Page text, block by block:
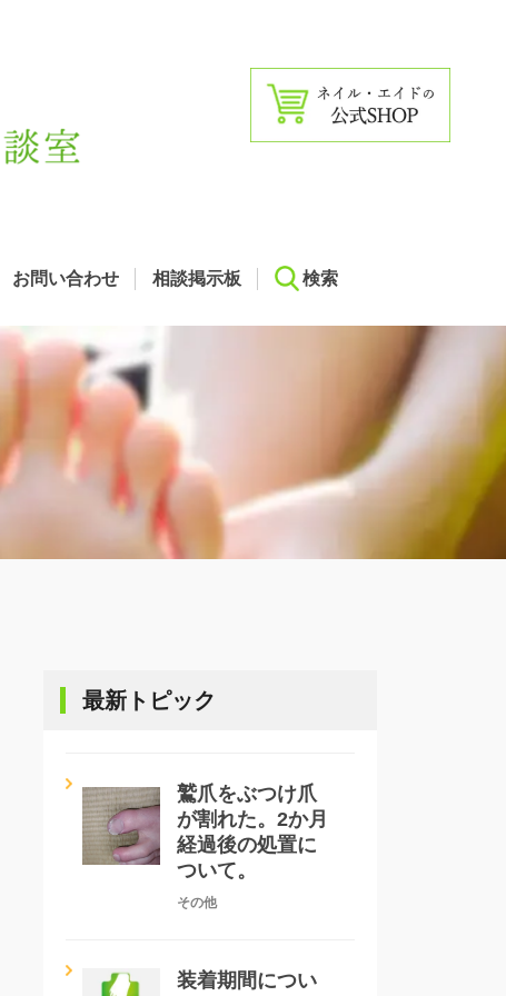
お問い合わせ 相談掲示板 検索
最新トピック
鷲爪をぶつけ爪
が割れた。2か月
経過後の処置に
ついて。
その他
装着期間につい